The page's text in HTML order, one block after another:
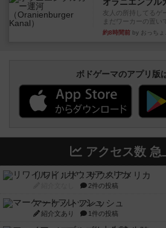
オラニエンブル
友人の所持してるゲ
まだワーカーの置い
約8時間前 by おっち
ボドゲーマのアプリ版
アクセス数 急
リワイルド：サウスアメリカ
2件の投稿
マーケットフレッシュ
紹介文あり 1件の投稿